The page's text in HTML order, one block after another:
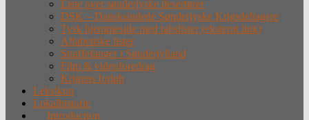
Liste over sønderjyske desertører
DSK – Dansksindede Sønderjyske Krigsdeltagere
Tysk hjemmeside med tabslister (eksternt link)
Alfabetiske lister
Straffefanger i Sønderjylland
Film & videoforedrag
Krigens forløb
Leksikon
Lokalhistorie
Introduction